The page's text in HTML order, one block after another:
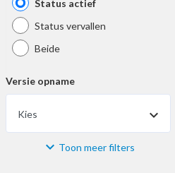
Status actief
Status vervallen
Beide
Versie opname
Kies
Materiaal Toon meer filters